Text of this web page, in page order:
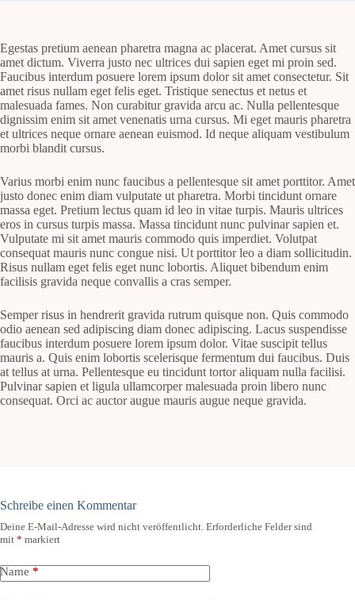
Egestas pretium aenean pharetra magna ac placerat. Amet cursus sit
amet dictum. Viverra justo nec ultrices dui sapien eget mi proin sed.
Faucibus interdum posuere lorem ipsum dolor sit amet consectetur. Sit
amet risus nullam eget felis eget. Tristique senectus et netus et
malesuada fames. Non curabitur gravida arcu ac. Nulla pellentesque
dignissim enim sit amet venenatis urna cursus. Mi eget mauris pharetra
et ultrices neque ornare aenean euismod. Id neque aliquam vestibulum
morbi blandit cursus.
Varius morbi enim nunc faucibus a pellentesque sit amet porttitor. Amet
justo donec enim diam vulputate ut pharetra. Morbi tincidunt ornare
massa eget. Pretium lectus quam id leo in vitae turpis. Mauris ultrices
eros in cursus turpis massa. Massa tincidunt nunc pulvinar sapien et.
Vulputate mi sit amet mauris commodo quis imperdiet. Volutpat
consequat mauris nunc congue nisi. Ut porttitor leo a diam sollicitudin.
Risus nullam eget felis eget nunc lobortis. Aliquet bibendum enim
facilisis gravida neque convallis a cras semper.
Semper risus in hendrerit gravida rutrum quisque non. Quis commodo
odio aenean sed adipiscing diam donec adipiscing. Lacus suspendisse
faucibus interdum posuere lorem ipsum dolor. Vitae suscipit tellus
mauris a. Quis enim lobortis scelerisque fermentum dui faucibus. Duis
at tellus at urna. Pellentesque eu tincidunt tortor aliquam nulla facilisi.
Pulvinar sapien et ligula ullamcorper malesuada proin libero nunc
consequat. Orci ac auctor augue mauris augue neque gravida.
Schreibe einen Kommentar
Deine E-Mail-Adresse wird nicht veröffentlicht. Erforderliche Felder sind
mit * markiert
Name *